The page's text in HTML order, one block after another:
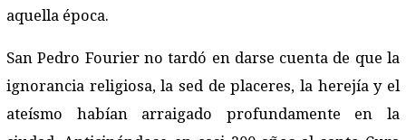
aquella época.
San Pedro Fourier no tardó en darse cuenta de que la
ignorancia religiosa, la sed de placeres, la herejía y el
ateísmo habían arraigado profundamente en la